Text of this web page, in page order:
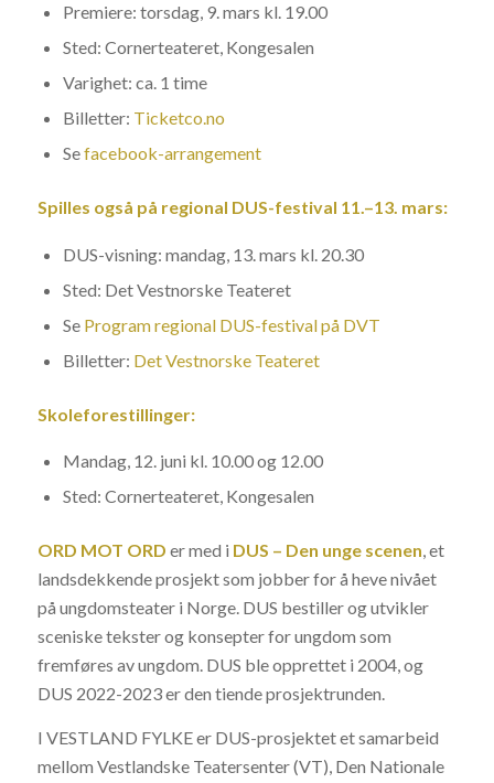
Premiere: torsdag, 9. mars kl. 19.00
Sted: Cornerteateret, Kongesalen
Varighet: ca. 1 time
Billetter: Ticketco.no
Sefacebook-arrangement
Spilles også på regional DUS-festival 11.–13. mars:
DUS-visning: mandag, 13. mars kl. 20.30
Sted: Det Vestnorske Teateret
Se Program regional DUS-festival på DVT
Billetter: Det Vestnorske Teateret
Skoleforestillinger:
Mandag, 12. juni kl. 10.00 og 12.00
Sted: Cornerteateret, Kongesalen
ORD MOT ORD er med i DUS – Den unge scenen, et
landsdekkende prosjekt som jobber for å heve nivået
på ungdomsteater i Norge. DUS bestiller og utvikler
sceniske tekster og konsepter for ungdom som
fremføres av ungdom. DUS ble opprettet i 2004, og
DUS 2022-2023 er den tiende prosjektrunden.
I VESTLAND FYLKE er DUS-prosjektet et samarbeid
mellom Vestlandske Teatersenter (VT), Den Nationale